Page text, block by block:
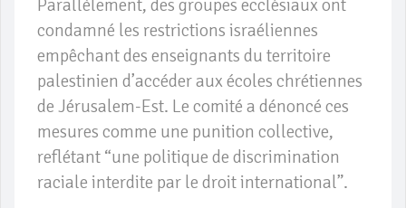
Parallèlement, des groupes ecclésiaux ont
condamné les restrictions israéliennes
empêchant des enseignants du territoire
palestinien d’accéder aux écoles chrétiennes
de Jérusalem-Est. Le comité a dénoncé ces
mesures comme une punition collective,
reflétant “une politique de discrimination
raciale interdite par le droit international”.